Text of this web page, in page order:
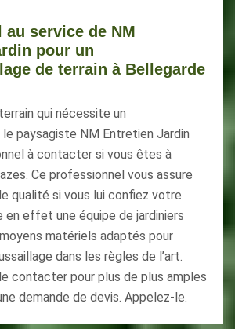
au service de NM
pour un
de terrain à Bellegarde
qui nécessite un
le paysagiste NM Entretien Jardin
à contacter si vous êtes à
Ce professionnel vous assure
qualité si vous lui confiez votre
en effet une équipe de jardiniers
matériels adaptés pour
dans les règles de l’art.
contacter pour plus de plus amples
demande de devis. Appelez-le.